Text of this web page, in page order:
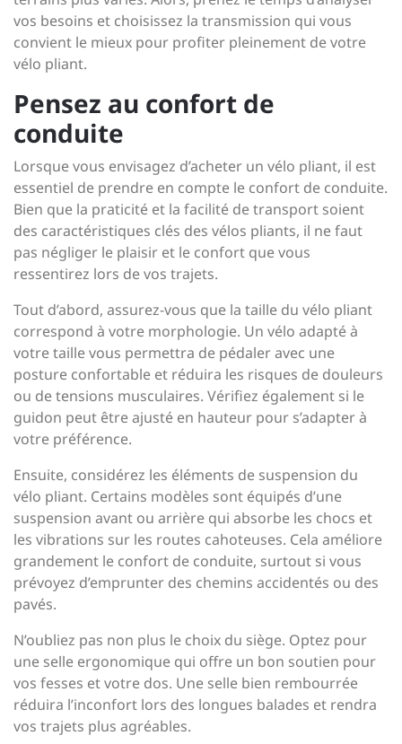
vos besoins et choisissez la transmission qui vous
convient le mieux pour profiter pleinement de votre
vélo pliant.
Pensez au confort de
conduite
Lorsque vous envisagez d’acheter un vélo pliant, il est
essentiel de prendre en compte le confort de conduite.
Bien que la praticité et la facilité de transport soient
des caractéristiques clés des vélos pliants, il ne faut
pas négliger le plaisir et le confort que vous
ressentirez lors de vos trajets.
Tout d’abord, assurez-vous que la taille du vélo pliant
correspond à votre morphologie. Un vélo adapté à
votre taille vous permettra de pédaler avec une
posture confortable et réduira les risques de douleurs
ou de tensions musculaires. Vérifiez également si le
guidon peut être ajusté en hauteur pour s’adapter à
votre préférence.
Ensuite, considérez les éléments de suspension du
vélo pliant. Certains modèles sont équipés d’une
suspension avant ou arrière qui absorbe les chocs et
les vibrations sur les routes cahoteuses. Cela améliore
grandement le confort de conduite, surtout si vous
prévoyez d’emprunter des chemins accidentés ou des
pavés.
N’oubliez pas non plus le choix du siège. Optez pour
une selle ergonomique qui offre un bon soutien pour
vos fesses et votre dos. Une selle bien rembourrée
réduira l’inconfort lors des longues balades et rendra
vos trajets plus agréables.